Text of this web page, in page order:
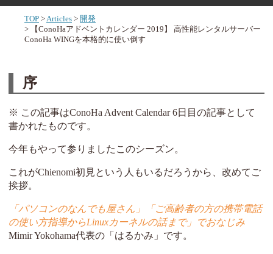
TOP Articles
開発
【ConoHaアドベントカレンダー 2019】 高性能レンタルサーバー
ConoHa WINGを本格的に使い倒す
序
※ この記事はConoHa Advent Calendar 6日目の記事として
書かれたものです。
今年もやって参りましたこのシーズン。
これがChienomi初見という人もいるだろうから、改めてご
挨拶。
「パソコンのなんでも屋さん」「ご高齢者の方の携帯電話
の使い方指導からLinuxカーネルの話まで」でおなじみ
Mimir Yokohama代表の「はるかみ」です。